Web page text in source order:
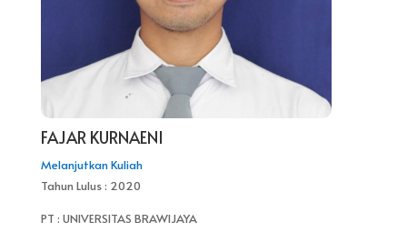
FAJAR KURNAENI
Melanjutkan Kuliah
Tahun Lulus : 2020
PT : UNIVERSITAS BRAWIJAYA